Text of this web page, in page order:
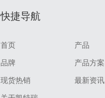
快捷导航
首页 产品
品牌 产品方案
现货热销 最新资讯